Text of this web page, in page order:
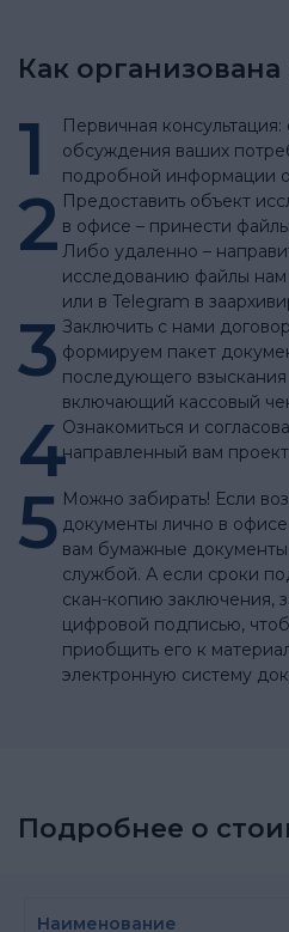
Как
1
Первичная
обсуждения ваших
подробной информации
2 Предоставить объект
в офисе – принести
Либо удаленно –
исследованию файлы
или в Telegram в
3 Заключить с нами
формируем пакет
последующего
включающий кассовый
4Ознакомиться и
направленный вам
5 Можно забирать! Если
документы лично в
вам бумажные
службой. А если сроки
скан-копию заключения,
цифровой подписью,
приобщить его к
электронную систему
Подробнее о
Наименование